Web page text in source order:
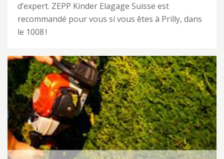
d’expert. ZEPP Kinder Elagage Suisse est
recommandé pour vous si vous êtes à Prilly, dans
le 1008 !